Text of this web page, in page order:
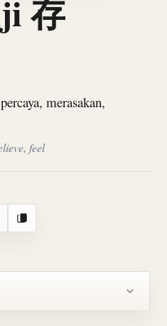
存
merasakan,
feel
Salin